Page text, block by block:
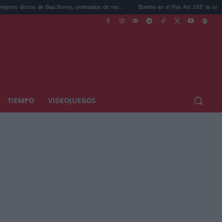
Bunny, ordenados de me... 'Bomba en el Pan Am 103': la serie de Netflix sobr...
TIEMPO VIDEOJUEGOS